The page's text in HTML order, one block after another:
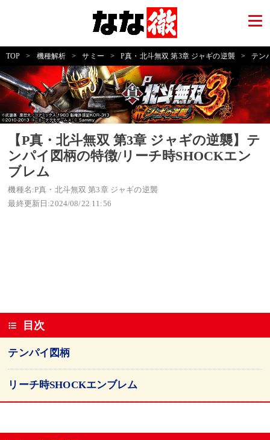
TOP > 機種解析 > サミー > P真・北斗無双 第3章 ジャギの逆襲 > テン
【P真・北斗無双 第3章 ジャギの逆襲】テ
ンパイ図柄の特徴/リーチ時SHOCKエン
ブレム
機種名:P真・北斗無双 第3章 ジャギの逆襲
最終更新日:2024/08/22 11:56
目次
テンパイ図柄
リーチ時SHOCKエンブレム